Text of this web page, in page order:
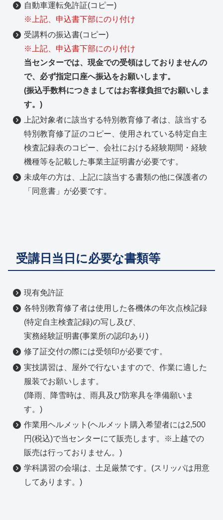
自動車運転免許証(コピー)
※上記、申込書下部にのり付け
受講料の振込書(コピー)
※上記、申込書下部にのり付け
当センターでは、現金での受領はしておりませんの
で、必ず指定口座へ振込をお願いします。
(振込手数料につきましてはお客様負担でお願いしま
す。)
上記対象者に該当する特別教育修了者は、該当する
特別教育修了証のコピー、使用されている特定自主
検査記録表のコピー、会社における経験期間・経験
機種等を記載した事業主証明書が必要です。
未成年の方は、上記に該当する書類の他に保護者の
「同意書」が必要です。
受講日当日に必要な書類等
現有免許証
各特別教育修了者は使用した各機体の年次点検記録
(特定自主検査記録)の写し及び、
実務経験証明書(事業所の認印あり)
修了証交付の際には受領印が必要です。
実技講習は、屋外で行ないますので、作業に適した
服装でお願いします。
(降雨、降雪時は、雨具及び防寒具を準備願いま
す。)
作業用ヘルメット(ヘルメット購入希望者には2,500
円(税込)で当センターにて販売します。※上越での
販売は行っておりません。)
学科講習の会場は、土足厳禁です。(スリッパは用意
してあります。)